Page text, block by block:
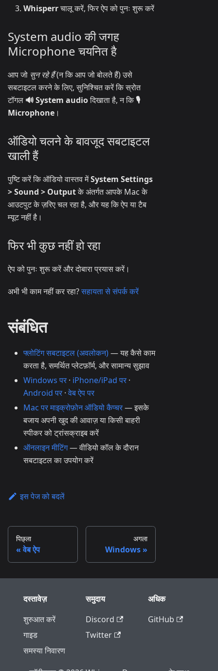
Whisperrचालू करें, फिर ऐप को पुनः शुरू करें
System audio की जगह
Microphone चयनित है
आप जो सुन रहे हैं(न कि आप जो बोलते हैं) उसे
सबटाइटल करने के लिए, सुनिश्चित करें कि स्रोत
टॉगल 🔊 System audioदिखाता है, न कि🎙️
Microphone ।
ऑडियो चलने के बावजूद सबटाइटल
खाली हैं
पुष्टि करें कि ऑडियो वास्तव मेंSystem Settings
> Sound > Outputके अंतर्गत आपके Mac के
आउटपुट के ज़रिए चल रहा है, और यह कि ऐप या टैब
म्यूट नहीं है।
फिर भी कुछ नहीं हो रहा
ऐप को पुनः शुरू करें और दोबारा प्रयास करें।
अभी भी काम नहीं कर रहा?सहायता से संपर्क करें
संबंधित
फ्लोटिंग सबटाइटल (अवलोकन)— यह कैसे काम
करता है, समर्थित प्लेटफ़ॉर्म, और सामान्य सुझाव
Windows पर · iPhone/iPad पर ·
Android पर ·वेब ऐप पर
Mac पर माइक्रोफ़ोन ऑडियो कैप्चर— इसके
बजाय अपनी खुद की आवाज़ या किसी बाहरी
स्पीकर को ट्रांसक्राइब करें
ऑनलाइन मीटिंग— वीडियो कॉल के दौरान
सबटाइटल का उपयोग करें
इस पेज को बदलें
पिछ्ला
वेब ऐप
अगला
Windows
दस्तावेज़
शुरुआत करें
गाइड
समस्या निवारण
समुदाय
Discord
Twitter
अधिक
GitHub